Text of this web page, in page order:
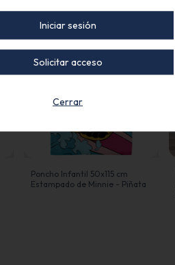
Sin stock
Poncho Infantil 50x115 cm
Estampado de Minnie - Piñata
Sin stock
Iniciar sesión
Solicitar acceso
Cerrar